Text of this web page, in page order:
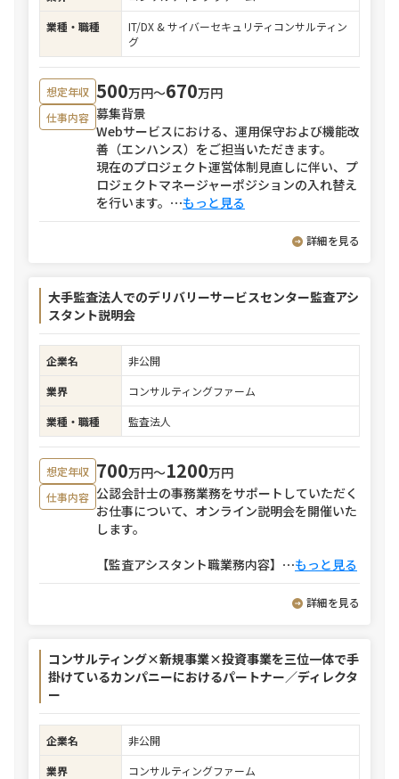
業種・職種
IT/DX & サイバーセキュリティコンサルティン
グ
想定年収 500万円〜670万円
仕事内容 募集背景
Webサービスにおける、運用保守および機能改
善（エンハンス）をご担当いただきます。
現在のプロジェクト運営体制見直しに伴い、プ
ロジェクトマネージャーポジションの入れ替え
を行います。 ⋯もっと見る
詳細を見る
大手監査法人でのデリバリーサービスセンター監査アシ
スタント説明会
企業名
非公開
業界
コンサルティングファーム
業種・職種
監査法人
想定年収 700万円〜1200万円
仕事内容 公認会計士の事務業務をサポートしていただく
お仕事について、オンライン説明会を開催いた
します。
【監査アシスタント職業務内容】 ⋯もっと見る
詳細を見る
コンサルティング×新規事業×投資事業を三位一体で手
掛けているカンパニーにおけるパートナー／ディレクタ
ー
企業名
非公開
業界
コンサルティングファーム